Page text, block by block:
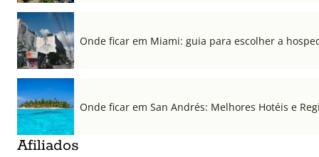
Onde ficar em Miami: guia para escolher a
Onde ficar em San Andrés: Melhores Hotéis e
Afiliados